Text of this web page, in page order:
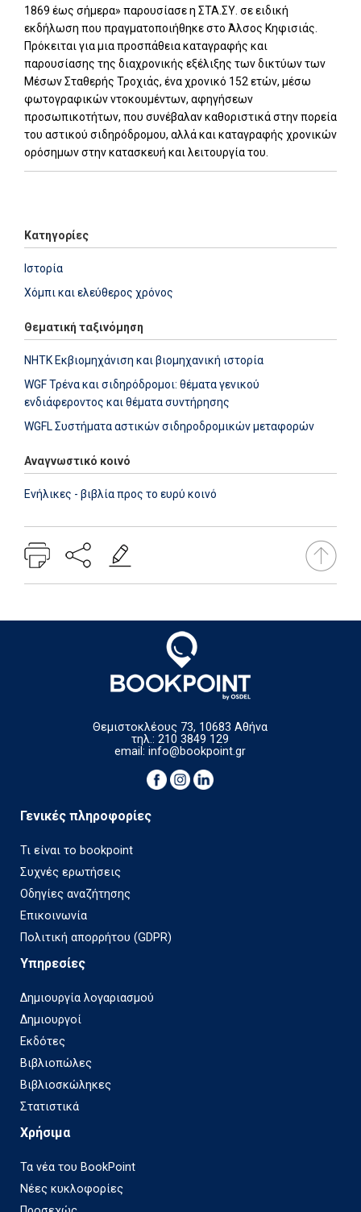
1869 έως σήμερα» παρουσίασε η ΣΤΑ.ΣΥ. σε ειδική
εκδήλωση που πραγματοποιήθηκε στο Άλσος Κηφισιάς.
Πρόκειται για μια προσπάθεια καταγραφής και
παρουσίασης της διαχρονικής εξέλιξης των δικτύων των
Μέσων Σταθερής Τροχιάς, ένα χρονικό 152 ετών, μέσω
φωτογραφικών ντοκουμέντων, αφηγήσεων
προσωπικοτήτων, που συνέβαλαν καθοριστικά στην πορεία
του αστικού σιδηρόδρομου, αλλά και καταγραφής χρονικών
ορόσημων στην κατασκευή και λειτουργία του.
Κατηγορίες
Ιστορία
Χόμπι και ελεύθερος χρόνος
Θεματική ταξινόμηση
NHTK Εκβιομηχάνιση και βιομηχανική ιστορία
WGF Τρένα και σιδηρόδρομοι: θέματα γενικού
ενδιάφεροντος και θέματα συντήρησης
WGFL Συστήματα αστικών σιδηροδρομικών μεταφορών
Αναγνωστικό κοινό
Ενήλικες - βιβλία προς το ευρύ κοινό
Θεμιστοκλέους 73, 10683 Αθήνα
τηλ.: 210 3849 129
email:info@bookpoint.gr
Γενικές πληροφορίες
Τι είναι το bookpoint
Συχνές ερωτήσεις
Οδηγίες αναζήτησης
Επικοινωνία
Πολιτική απορρήτου (GDPR)
Υπηρεσίες
Δημιουργία λογαριασμού
Δημιουργοί
Εκδότες
Βιβλιοπώλες
Βιβλιοσκώληκες
Στατιστικά
Χρήσιμα
Τα νέα του BookPoint
Νέες κυκλοφορίες